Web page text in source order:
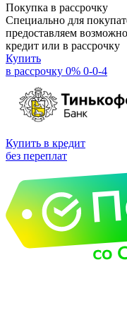
Покупка в рассрочку
Специально для
предоставляем
кредит или в рассрочку
Купить
в рассрочку 0% 0-0-4
Купить в кредит
без переплат